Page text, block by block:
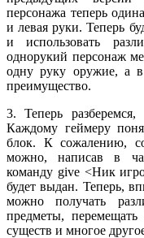
персонажа теперь
и левая руки. Теперь
и использовать
однорукий персонаж
одну руку оружие, а
преимущество.
3. Теперь
Каждому геймеру
блок. К сожалению,
можно, написав в
команду give <Ник
будет выдан. Теперь,
можно получать
предметы, перемещать
существ и многое